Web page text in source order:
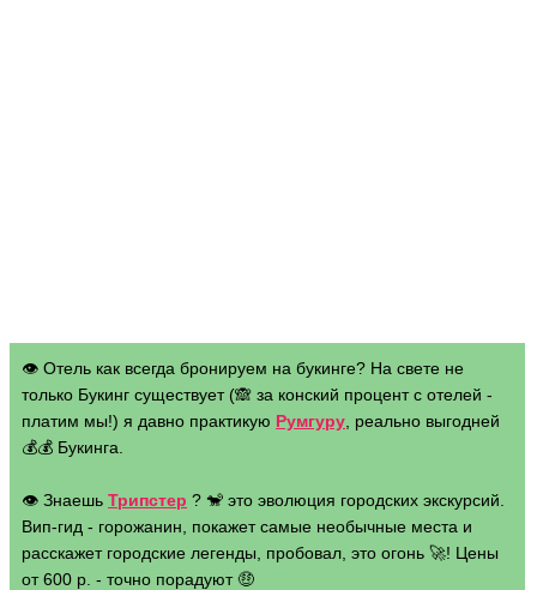
👁 Отель как всегда бронируем на букинге? На свете не
только Букинг существует (🙈 за конский процент с отелей -
платим мы!) я давно практикую Румгуру , реально выгодней
💰💰 Букинга.
👁 Знаешь Трипстер ? 🐒 это эволюция городских экскурсий.
Вип-гид - горожанин, покажет самые необычные места и
расскажет городские легенды, пробовал, это огонь 🚀! Цены
от 600 р. - точно порадуют 🤑